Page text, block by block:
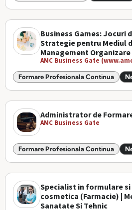
Business Games: Jocuri
Strategie pentru Mediul
Management Organizare
AMC Business Gate
Formare Profesionala Continua
Administrator de
AMC Business Gate
Formare Profesionala Continua
Specialist in formulare
cosmetica (Farmacie) |
Sanatate Si Tehnic